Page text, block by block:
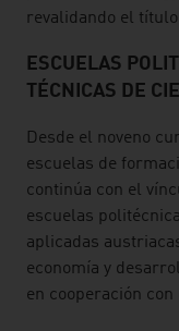
revalidando el
ESCUELAS
TÉCNICAS DE
Desde el noveno
escuelas de
continúa con el
escuelas
aplicadas
economía y
en cooperación